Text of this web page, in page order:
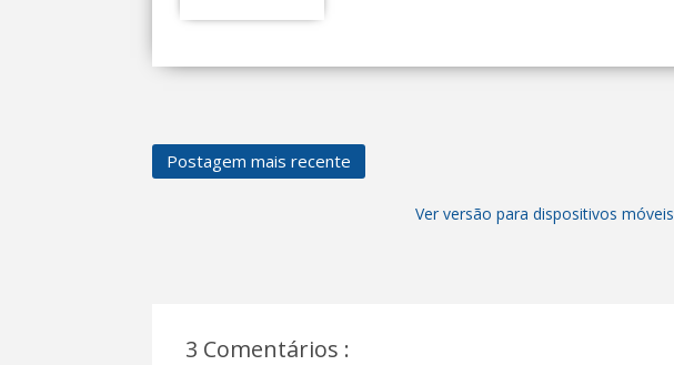
Postagem mais recente
Ver versão para dispositivos móveis
3 Comentários :